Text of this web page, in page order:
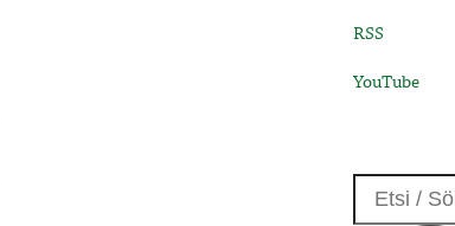
RSS
YouTube